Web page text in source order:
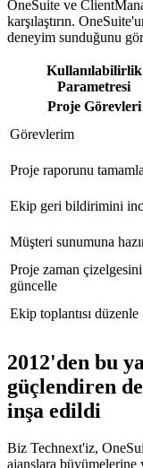
OneSuite ve
karşılaştırın.
deneyim sunduğunu
Kullanılabilirlik
Parametresi
Proje Görevleri
Görevlerim
Proje raporunu tamamla
Ekip geri bildirimini
Müşteri sunumuna
Proje zaman çizelgesini
güncelle
Ekip toplantısı düzenle
2012'den bu
güçlendiren
inşa edildi
Biz Technext'iz,
ajanslara büyümelerine